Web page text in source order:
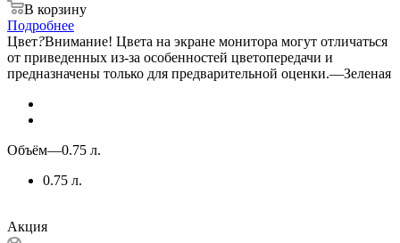
В корзину
Подробнее
Цвет?Внимание! Цвета на экране монитора могут отличаться
от приведенных из-за особенностей цветопередачи и
предназначены только для предварительной оценки.—Зеленая
Объём—0.75 л.
0.75 л.
Акция